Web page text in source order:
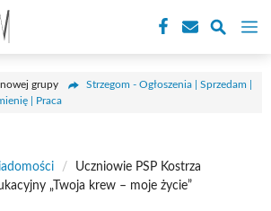
grupy
Strzegom - Ogłoszenia | Sprzedam |
| Praca
/
Uczniowie PSP Kostrza
„Twoja krew – moje życie”